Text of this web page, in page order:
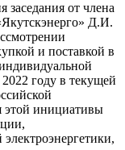
заседания от члена
Д.И.
и поставкой в
году в текущей
этой инициативы